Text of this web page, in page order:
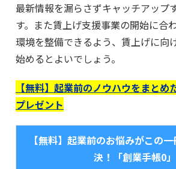
最新情報を漏らさずキャッチアップ
す。また賃上げ支援事業の開始に合
環境を整備できるよう、賃上げに向
始めるとよいでしょう。
【無料】起業前のノウハウをまとめ
プレゼント
【無料】起業前のお悩みがこの
決！「創業手帳0」